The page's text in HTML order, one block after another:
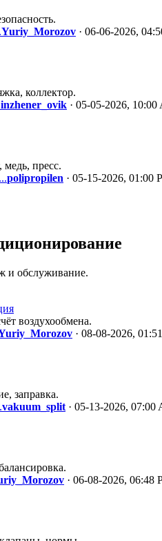
Yuriy_Morozov · 06-06-2026,
коллектор.
inzhener_ovik · 05-05-2026, 10:00
пресс.
polipropilen · 05-15-2026, 01:00
и обслуживание.
воздухообмена.
· 08-08-2026,
заправка.
vakuum_split · 05-13-2026, 07:00
· 06-08-2026, 06:48